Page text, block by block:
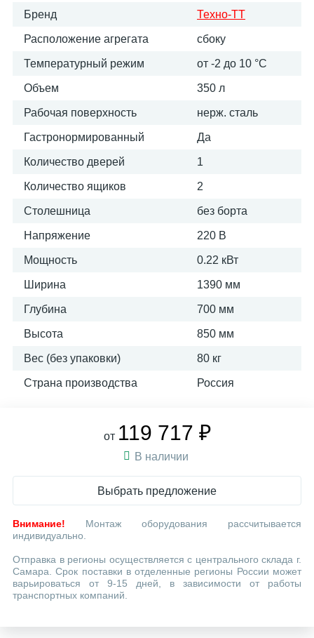
Бренд Техно-ТТ
Расположение агрегата сбоку
Температурный режим от -2 до 10 °С
Объем 350 л
Рабочая поверхность нерж. сталь
Гастронормированный Да
Количество дверей 1
Количество ящиков 2
Столешница без борта
Напряжение 220 В
Мощность 0.22 кВт
Ширина 1390 мм
Глубина 700 мм
Высота 850 мм
Вес (без упаковки) 80 кг
Страна производства Россия
от 119 717 ₽
В наличии
Выбрать предложение
Внимание! Монтаж оборудования рассчитывается
индивидуально.
Отправка в регионы осуществляется с центрального склада г.
Самара. Срок поставки в отделенные регионы России может
варьироваться от 9-15 дней, в зависимости от работы
транспортных компаний.